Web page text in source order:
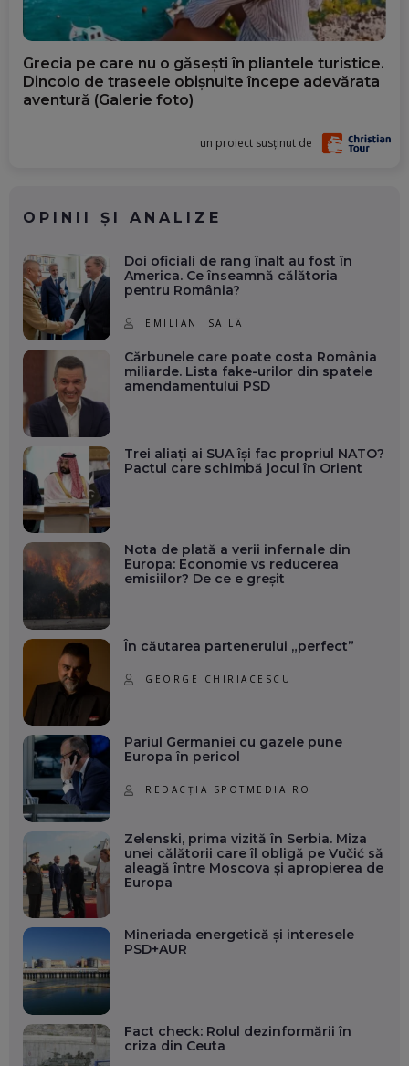
Grecia pe care nu o găsești în pliantele turistice.
Dincolo de traseele obișnuite începe adevărata
aventură (Galerie foto)
un proiect susținut de
OPINII ȘI ANALIZE
Doi oficiali de rang înalt au fost în
America. Ce înseamnă călătoria
pentru România?
EMILIAN ISAILĂ
Cărbunele care poate costa România
miliarde. Lista fake-urilor din spatele
amendamentului PSD
Trei aliați ai SUA își fac propriul NATO?
Pactul care schimbă jocul în Orient
Nota de plată a verii infernale din
Europa: Economie vs reducerea
emisiilor? De ce e greșit
În căutarea partenerului „perfect”
GEORGE CHIRIACESCU
Pariul Germaniei cu gazele pune
Europa în pericol
REDACȚIA SPOTMEDIA.RO
Zelenski, prima vizită în Serbia. Miza
unei călătorii care îl obligă pe Vučić să
aleagă între Moscova și apropierea de
Europa
Mineriada energetică și interesele
PSD+AUR
Fact check: Rolul dezinformării în
criza din Ceuta